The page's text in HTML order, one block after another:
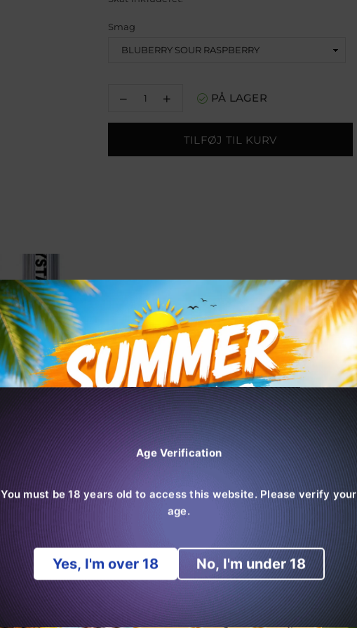
pris
Smag
Reducer
for
Bar
Øg
for
SKE
Crystal
Bar
PÅ LAGER
TILFØJ TIL KURV
Age Verification
You must be 18 years old to access this website. Please verify your
age.
Yes, I'm over 18 No, I'm under 18